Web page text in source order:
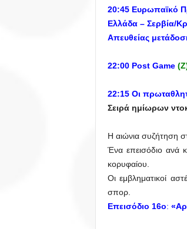
20:45 Ευρωπαϊκό
Ελλάδα – Σερβία/
Απευθείας
22:00 Post Game
22:15 Οι
Σειρά ημίωρων
Η αιώνια συζήτηση
Ένα επεισόδιο ανά
κορυφαίου.
Οι εμβληματικοί
σπορ.
Eπεισόδιο 16ο: